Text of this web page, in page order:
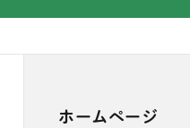
ホームページ